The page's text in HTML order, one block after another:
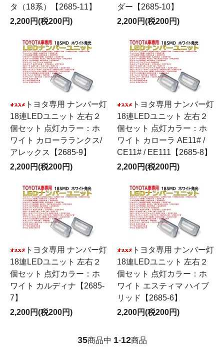
タ（18系）【2685-11】
2,200円(税200円)
ダー【2685-10】
2,200円(税200円)
トヨタ専用 ナンバー灯
18連LEDユニット 左右２
個セット 点灯カラー：ホ
ワイト カローラランクス/
アレックス【2685-9】
2,200円(税200円)
トヨタ専用 ナンバー灯
18連LEDユニット 左右２
個セット 点灯カラー：ホ
ワイト カローラ AE11# /
CE11# / EE111【2685-8】
2,200円(税200円)
トヨタ専用 ナンバー灯
18連LEDユニット 左右２
個セット 点灯カラー：ホ
ワイト カルディナ【2685-
7】
2,200円(税200円)
トヨタ専用 ナンバー灯
18連LEDユニット 左右２
個セット 点灯カラー：ホ
ワイト エスティマ ハイブ
リッド【2685-6】
2,200円(税200円)
35商品中 1-12商品